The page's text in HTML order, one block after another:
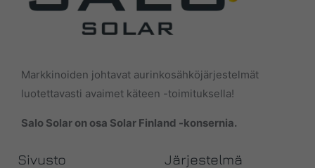
Markkinoiden johtavat aurinkosähköjärjestelmät
luotettavasti avaimet käteen -toimituksella!
Salo Solar on osa Solar Finland -konsernia.
Sivusto Järjestelmä